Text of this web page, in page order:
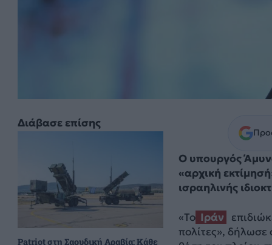
Διάβασε επίσης
Patriot στη Σαουδική Αραβία: Κάθε
Ο υπουργός
«αρχική
ισραηλινής
«Το Ιράν
πολίτες», δήλωσε